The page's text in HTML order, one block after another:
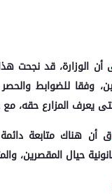
أن الوزارة، قد نجحت هذا
وفقا للضوابط
يعرف المزارع حقه،
أن هناك متابعة
حيال المقصرين،